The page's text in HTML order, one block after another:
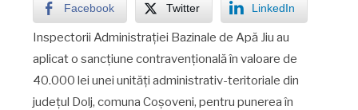
Facebook Twitter LinkedIn
Inspectorii Administrației Bazinale de Apă Jiu au
aplicat o sancțiune contravențională în valoare de
40.000 lei unei unități administrativ-teritoriale din
județul Dolj, comuna Coșoveni, pentru punerea în